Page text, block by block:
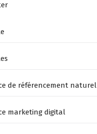
de référencement naturel
marketing digital